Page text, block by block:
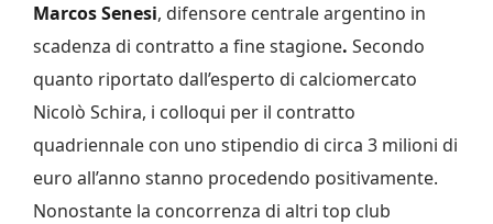
Marcos Senesi, difensore centrale argentino in
scadenza di contratto a fine stagione. Secondo
quanto riportato dall’esperto di calciomercato
Nicolò Schira, i colloqui per il contratto
quadriennale con uno stipendio di circa 3 milioni di
euro all’anno stanno procedendo positivamente.
Nonostante la concorrenza di altri top club